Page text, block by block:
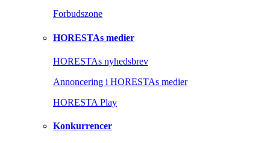
Forbudszone
HORESTAs medier
HORESTAs nyhedsbrev
Annoncering i HORESTAs medier
HORESTA Play
Konkurrencer